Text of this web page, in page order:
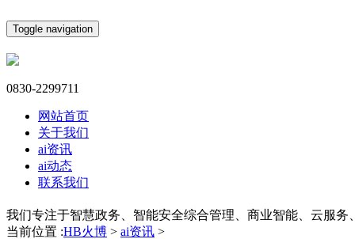
Toggle navigation
0830-2299711
网站首页
关于我们
ai资讯
ai动态
联系我们
我们专注于智慧政务、智能安全综合管理、商业智能、云服务
当前位置 :HB火博 > ai资讯 >